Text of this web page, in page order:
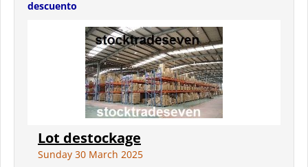
descuento
Lot destockage
Sunday 30 March 2025